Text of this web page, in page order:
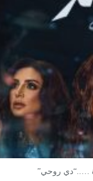
…..“دي روحي”